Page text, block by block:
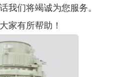
我们将竭诚为您服务。
有所帮助！